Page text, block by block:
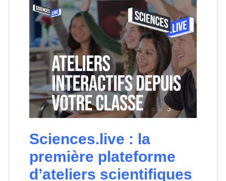
Sciences.live : la
première plateforme
d’ateliers scientifiques